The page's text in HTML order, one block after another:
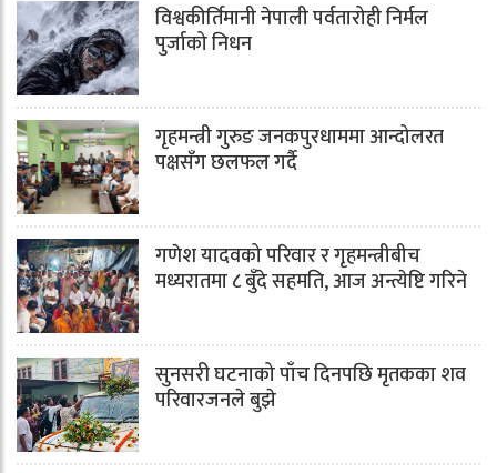
विश्वकीर्तिमानी नेपाली पर्वतारोही निर्मल
पुर्जाको निधन
गृहमन्त्री गुरुङ जनकपुरधाममा आन्दोलरत
पक्षसँग छलफल गर्दै
गणेश यादवको परिवार र गृहमन्त्रीबीच
मध्यरातमा ८ बुँदे सहमति, आज अन्त्येष्टि गरिने
सुनसरी घटनाको पाँच दिनपछि मृतकका शव
परिवारजनले बुझे